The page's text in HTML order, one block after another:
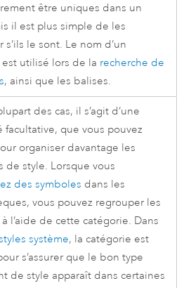
être uniques dans un
il est plus simple de les
s’ils le sont. Le nom d’un
utilisé lors de la recherche de
, ainsi que les balises.
des cas, il s’agit d’une
facultative, que vous pouvez
organiser davantage les
de style. Lorsque vous
des symboles dans les
vous pouvez regrouper les
l’aide de cette catégorie. Dans
système, la catégorie est
s’assurer que le bon type
de style apparaît dans certaines